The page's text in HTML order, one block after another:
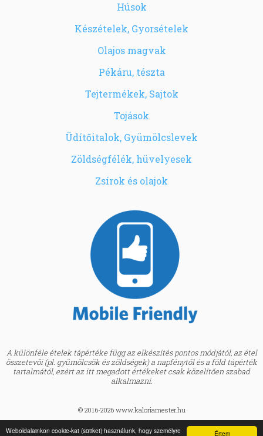
Értem
Weboldalainkon cookie-kat (sütiket) használunk, hogy személyre
Húsok
Készételek, Gyorsételek
Olajos magvak
Pékáru, tészta
Tejtermékek, Sajtok
Tojások
Üdítőitalok, Gyümölcslevek
Zöldségfélék, hüvelyesek
Zsírok és olajok
A különféle ételek tápértéke függ az elkészítés pontos módjától, az étel
összetevői (pl. gyümölcsök és zöldségek) a napfénytől és a föld tápérték
tartalmától, ezért az itt megadott értékeket csak közelítően szabad
alkalmazni.
© 2016-2026 www.kaloriamester.hu